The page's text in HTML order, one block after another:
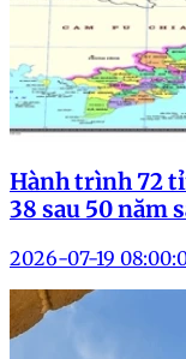
Hành trình 72
38 sau 50 năm
2026-07-19